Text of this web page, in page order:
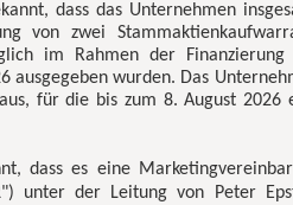
dass das Unternehmen
von zwei
im Rahmen der Finanzierung
ausgegeben wurden. Das
für die bis zum 8. August 2026
dass es eine
") unter der Leitung von Peter